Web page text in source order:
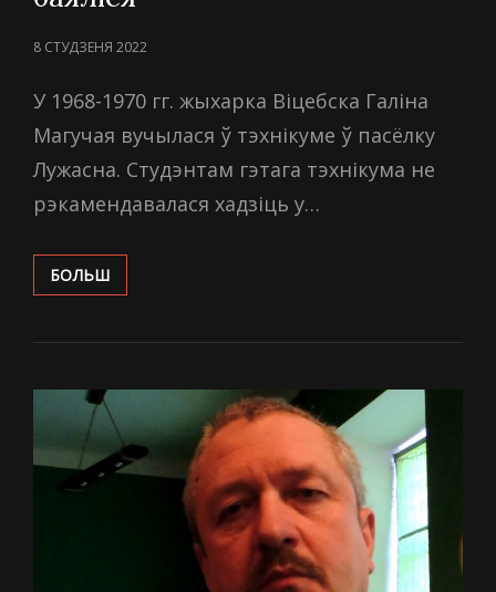
POSTED
8 СТУДЗЕНЯ 2022
У 1968-1970 гг. жыхарка Віцебска Галіна
Магучая вучылася ў тэхнікуме ў пасёлку
Лужасна. Студэнтам гэтага тэхнікума не
рэкамендавалася хадзіць у…
БОЛЬШУ
ЦЁПЛЫ
ЛЮДЗІ
НАВАКОЛЬНЫХ
ВЁСАК
ХАДЗІЦЬ
БАЯЛІСЯ